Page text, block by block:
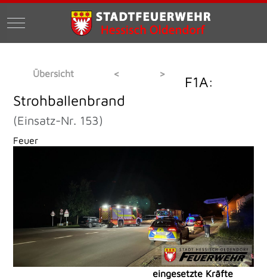
Mobile Menu Toggle
Übersicht < >
F1A:
Strohballenbrand
(Einsatz-Nr. 153)
Feuer
eingesetzte Kräfte